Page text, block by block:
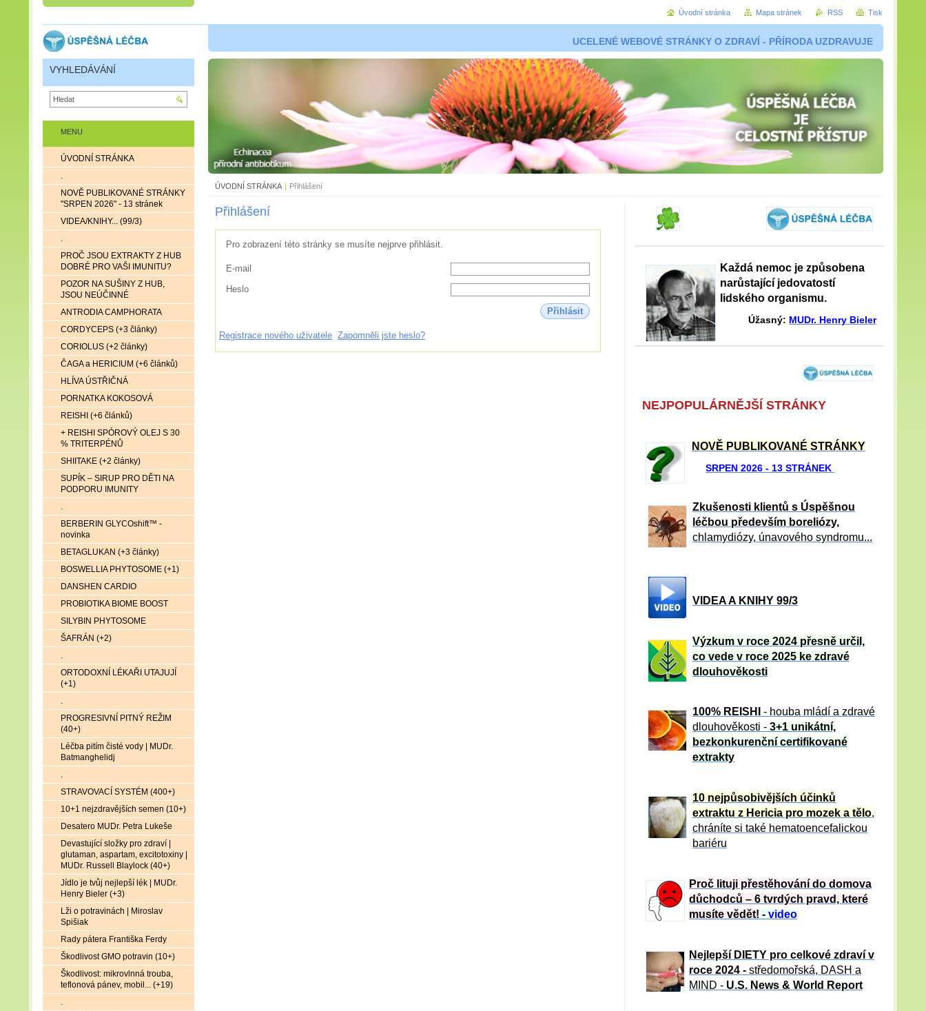
UCELENÉ WEBOVÉ STRÁNKY O ZDRAVÍ - PŘÍRODA UZDRAVUJE
ÚVODNÍ STRÁNKA | Přihlášení
Přihlášení
Pro zobrazení této stránky se musíte nejprve přihlásit.
E-mail
Heslo
Přihlásit
Registrace nového uživatele Zapomněli jste heslo?
Každá nemoc je způsobena
narůstající jedovatostí
lidského organismu.
Úžasný: MUDr. Henry Bieler
NEJPOPULÁRNĚJŠÍ STRÁNKY
NOVĚ PUBLIKOVANÉ STRÁNKY
SRPEN 2026 - 13 STRÁNEK
Zkušenosti klientů s Úspěšnou
léčbou především boreliózy,
chlamydiózy, únavového syndromu...
VIDEA A KNIHY 99/3
Výzkum v roce 2024 přesně určil,
co vede v roce 2025 ke zdravé
dlouhověkosti
100% REISHI
- houba mládí a zdravé
dlouhověkosti - 3+1 unikátní,
bezkonkurenční certifikované
extrakty
10 nejpůsobivějších účinků
extraktu z Hericia pro mozek a tělo,
chráníte si také hematoencefalickou
bariéru
Proč lituji přestěhování do domova
důchodců – 6 tvrdých pravd, které
musíte vědět! - video
Nejlepší DIETY pro celkové zdraví v
roce 2024 - středomořská, DASH a
MIND - U.S. News & World Report
MENU
ÚVODNÍ STRÁNKA
.
NOVĚ PUBLIKOVANÉ STRÁNKY
"SRPEN 2026" - 13 stránek
VIDEA/KNIHY... (99/3)
.
PROČ JSOU EXTRAKTY Z HUB
DOBRÉ PRO VAŠI IMUNITU?
POZOR NA SUŠINY Z HUB,
JSOU NEÚČINNÉ
ANTRODIA CAMPHORATA
CORDYCEPS (+3 články)
CORIOLUS (+2 články)
ČAGA a HERICIUM (+6 článků)
HLÍVA ÚSTŘIČNÁ
PORNATKA KOKOSOVÁ
REISHI (+6 článků)
+ REISHI SPÓROVÝ OLEJ S 30
% TRITERPÉNŮ
SHIITAKE (+2 články)
SUPÍK – SIRUP PRO DĚTI NA
PODPORU IMUNITY
.
BERBERIN GLYCOshift™ -
novinka
BETAGLUKAN (+3 články)
BOSWELLIA PHYTOSOME (+1)
DANSHEN CARDIO
PROBIOTIKA BIOME BOOST
SILYBIN PHYTOSOME
ŠAFRÁN (+2)
.
ORTODOXNÍ LÉKAŘI UTAJUJÍ
(+1)
.
PROGRESIVNÍ PITNÝ REŽIM
(40+)
Léčba pitím čisté vody | MUDr.
Batmanghelidj
.
STRAVOVACÍ SYSTÉM (400+)
10+1 nejzdravějších semen (10+)
Desatero MUDr. Petra Lukeše
Devastující složky pro zdraví |
glutaman, aspartam, excitotoxiny |
MUDr. Russell Blaylock (40+)
Jídlo je tvůj nejlepší lék | MUDr.
Henry Bieler (+3)
Lži o potravinách | Miroslav
Spišiak
Rady pátera Františka Ferdy
Škodlivost GMO potravin (10+)
Škodlivost: mikrovlnná trouba,
teflonová pánev, mobil... (+19)
.
VYHLEDÁVÁNÍ
Úvodní stránka Mapa stránek RSS Tisk